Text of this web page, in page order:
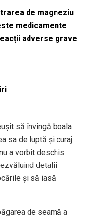
de magneziu
medicamente
adverse grave
să învingă boala
sa de luptă și curaj.
a vorbit deschis
detalii
și să iasă
de seamă a